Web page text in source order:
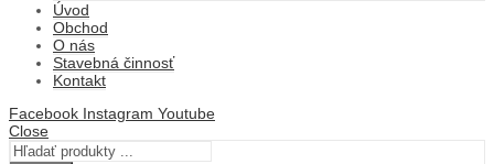
Úvod
Obchod
O nás
Stavebná činnosť
Kontakt
Facebook Instagram Youtube
Close